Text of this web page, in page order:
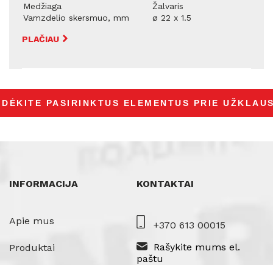
Medžiaga
Žalvaris
Vamzdelio skersmuo, mm
ø 22 x 1.5
PLAČIAU
INFORMACIJA
Apie mus
Produktai
KONTAKTAI
+370 613 00015
Rašykite mums el.
paštu